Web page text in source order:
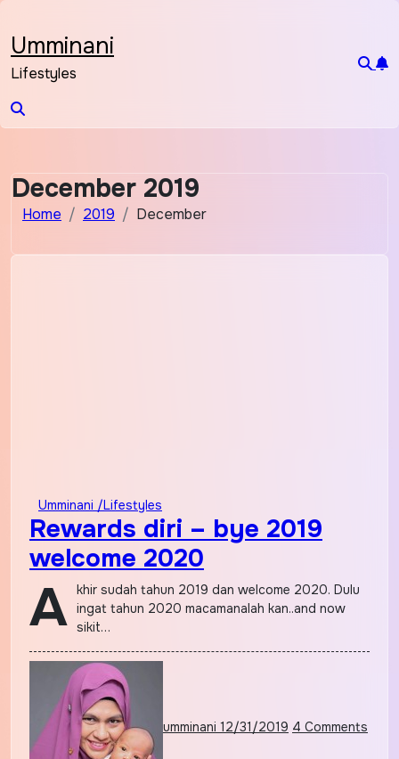
content
Umminani
Lifestyles
December 2019
Home 2019 December
Umminani /Lifestyles
Rewards diri – bye 2019
welcome 2020
A khir sudah tahun 2019 dan welcome 2020. Dulu
ingat tahun 2020 macamanalah kan..and now
sikit…
umminani 12/31/2019 4 Comments